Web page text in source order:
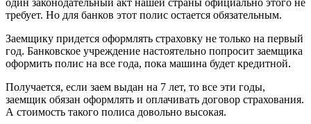
один законодательный акт нашей страны официально этого не
требует. Но для банков этот полис остается обязательным.
Заемщику придется оформлять страховку не только на первый
год. Банковское учреждение настоятельно попросит заемщика
оформить полис на все года, пока машина будет кредитной.
Получается, если заем выдан на 7 лет, то все эти годы,
заемщик обязан оформлять и оплачивать договор страхования.
А стоимость такого полиса довольно высокая.